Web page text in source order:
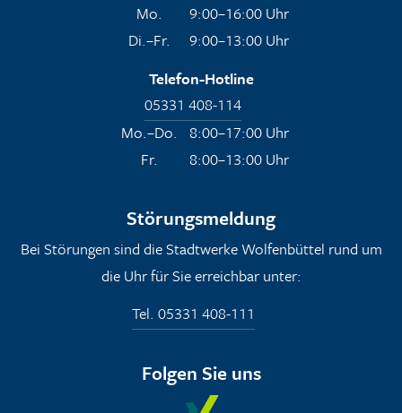
Mo.
9:00–16:00 Uhr
Di.–Fr.
9:00–13:00 Uhr
Telefon-Hotline
05331 408-114
Mo.–Do. 8:00–17:00 Uhr
Fr.
8:00–13:00 Uhr
Störungsmeldung
Bei Störungen sind die Stadtwerke Wolfenbüttel rund um
die Uhr für Sie erreichbar unter:
Tel. 05331 408-111
Folgen Sie uns